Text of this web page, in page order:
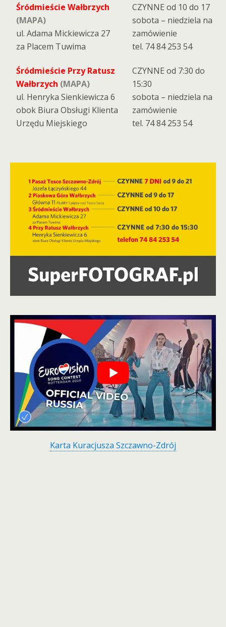
Śródmieście Wałbrzych
(MAPA)
ul. Adama Mickiewicza 27
za Placem Tuwima
CZYNNE od 10 do 17
sobota – niedziela na
zamówienie
tel. 74 84 253 54
Śródmieście Przy Ratusz
Wałbrzych (MAPA)
ul. Henryka Sienkiewicza 6
obok Biura Obsługi Klienta
Urzędu Miejskiego
CZYNNE od 7:30 do
15:30
sobota – niedziela na
zamówienie
tel. 74 84 253 54
Karta Kuracjusza Szczawno-Zdrój